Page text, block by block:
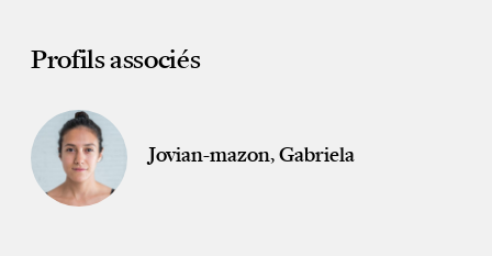
Profils associés
Jovian-mazon, Gabriela